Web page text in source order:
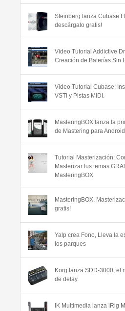
Steinberg lanza Cubase
descárgalo gratis!
Video Tutorial Addictive
Creación de Baterías Sin
Video Tutorial Cubase:
VSTi y Pistas MIDI.
MasteringBOX lanza la
de Mastering para Android
Tutorial Masterización:
Masterizar tus temas
MasteringBOX
MasteringBOX,
gratis!
Yalp crea Fono, Lleva la
los parques
Korg lanza SDD-3000, el
de delay.
IK Multimedia lanza iRig